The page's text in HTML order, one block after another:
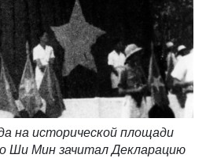
на исторической площади
Ши Мин зачитал Декларацию